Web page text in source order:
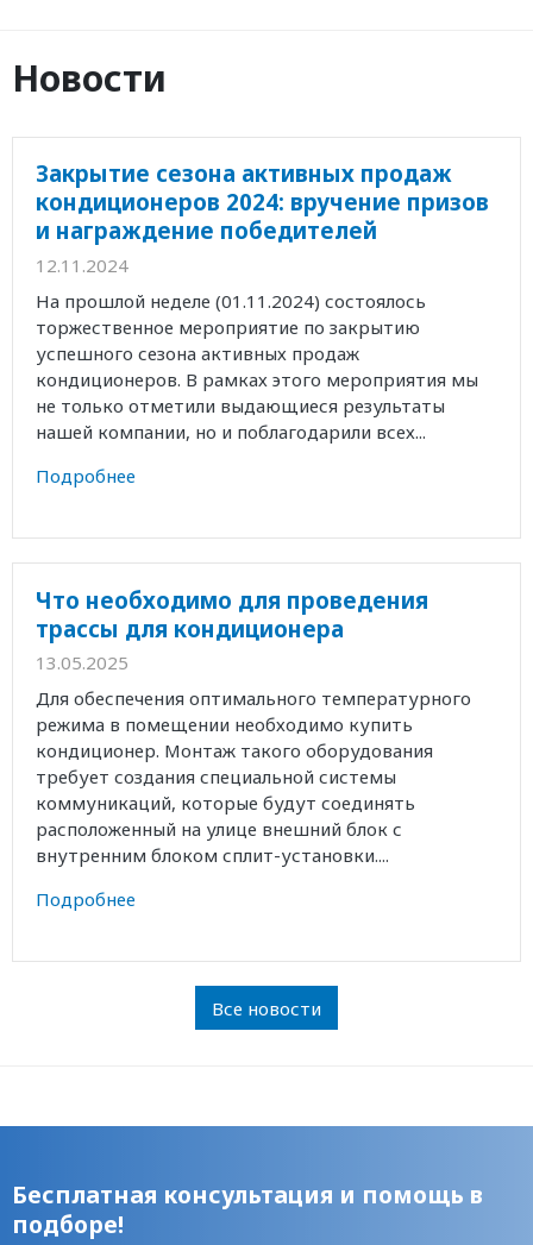
Новости
Закрытие сезона активных продаж
кондиционеров 2024: вручение призов
и награждение победителей
12.11.2024
На прошлой неделе (01.11.2024) состоялось
торжественное мероприятие по закрытию
успешного сезона активных продаж
кондиционеров. В рамках этого мероприятия мы
не только отметили выдающиеся результаты
нашей компании, но и поблагодарили всех...
Подробнее
Что необходимо для проведения
трассы для кондиционера
13.05.2025
Для обеспечения оптимального температурного
режима в помещении необходимо купить
кондиционер. Монтаж такого оборудования
требует создания специальной системы
коммуникаций, которые будут соединять
расположенный на улице внешний блок с
внутренним блоком сплит-установки....
Подробнее
Все новости
Бесплатная консультация и помощь в
подборе!